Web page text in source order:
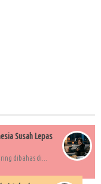
Susah Lepas
dibahas di...